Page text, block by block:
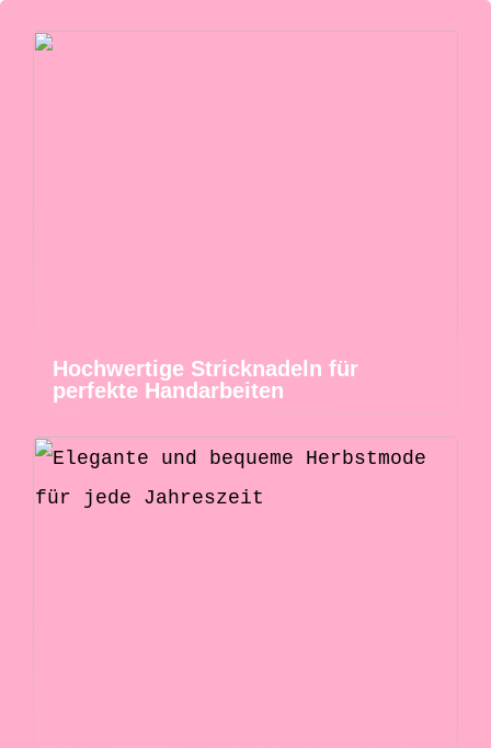
Hochwertige Stricknadeln für
perfekte Handarbeiten